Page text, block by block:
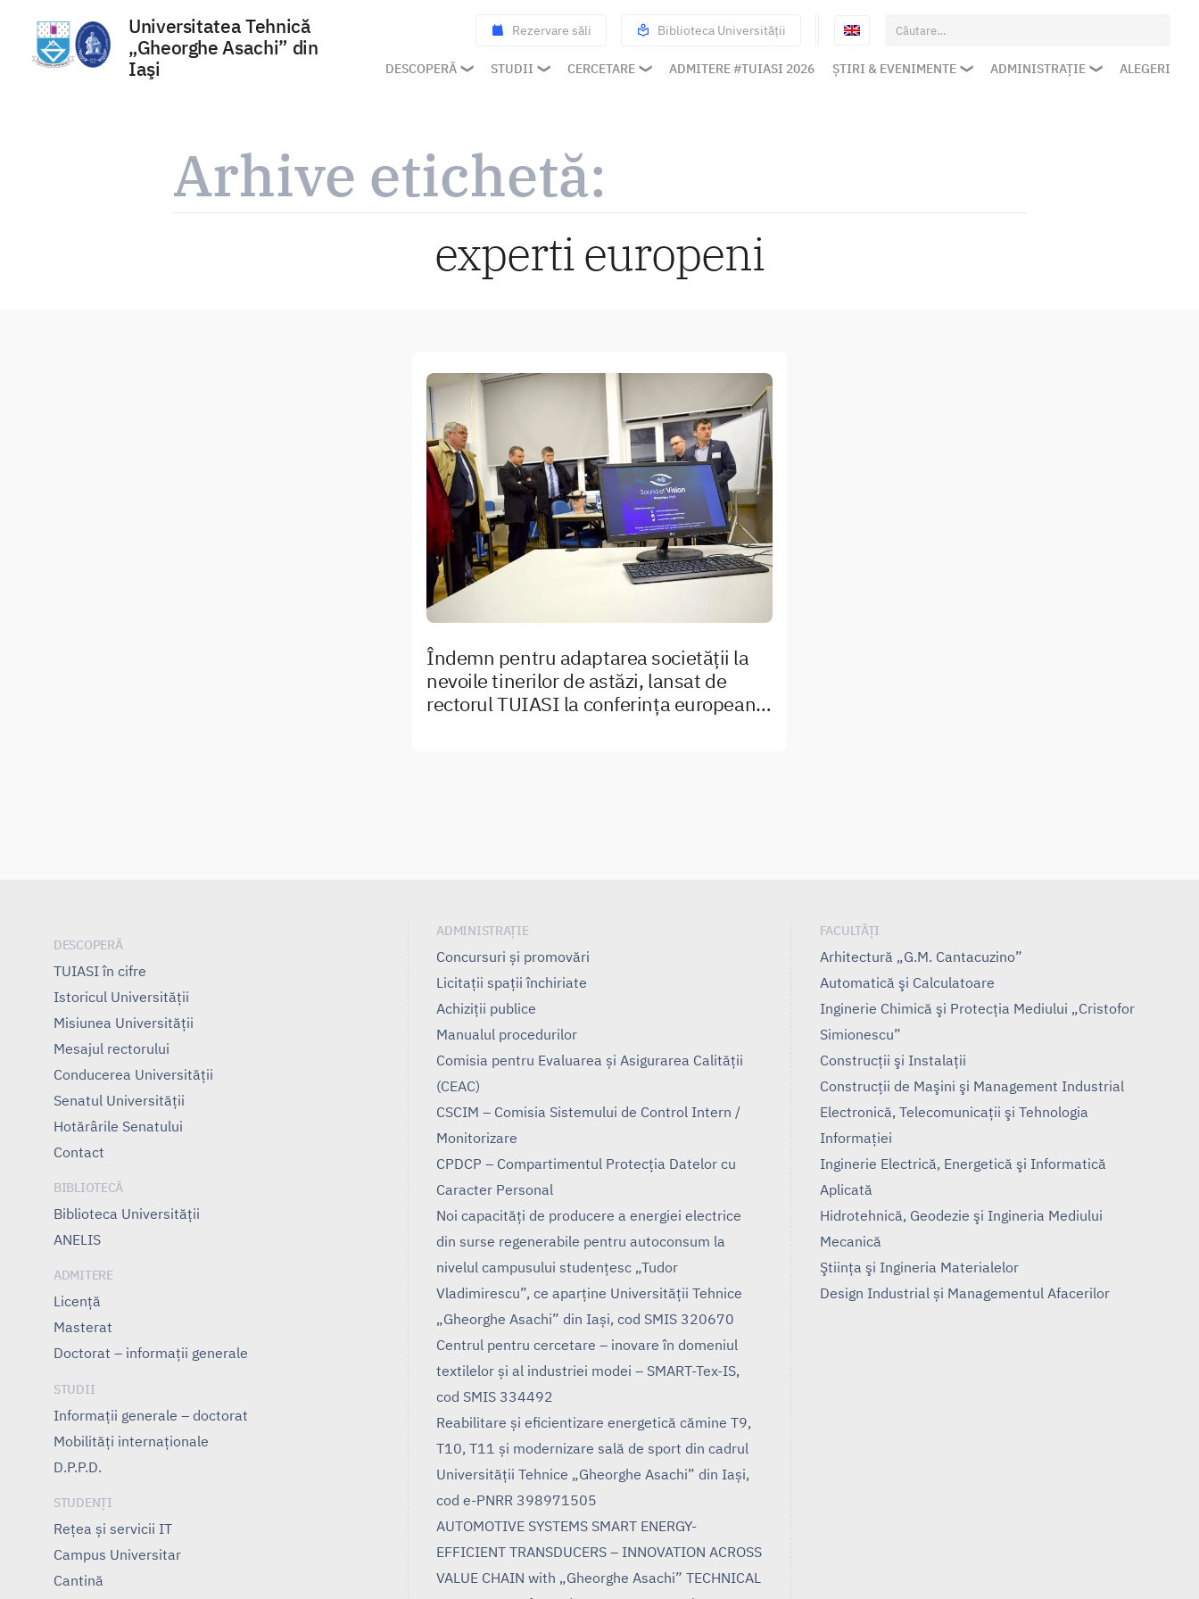
Universitatea Tehnică
„Gheorghe Asachi” din
Iaşi
Rezervare săli Biblioteca Universității
Caută
după:
DESCOPERĂ STUDII CERCETARE ADMITERE #TUIASI 2026 ȘTIRI & EVENIMENTE ADMINISTRAȚIE ALEGERI
Arhive etichetă:
experti europeni
Îndemn pentru adaptarea societății la
nevoile tinerilor de astăzi, lansat de
rectorul TUIASI la conferința europeană
DESCOPERĂ
TUIASI în cifre
Istoricul Universităţii
Misiunea Universităţii
Mesajul rectorului
Conducerea Universităţii
Senatul Universității
Hotărârile Senatului
Contact
BIBLIOTECĂ
Biblioteca Universității
ANELIS
ADMITERE
Licență
Masterat
Doctorat – informații generale
STUDII
Informații generale – doctorat
Mobilități internaționale
D.P.P.D.
STUDENȚI
Rețea și servicii IT
Campus Universitar
Cantină
ADMINISTRAȚIE
Concursuri și promovări
Licitații spații închiriate
Achiziții publice
Manualul procedurilor
Comisia pentru Evaluarea și Asigurarea Calității
(CEAC)
CSCIM – Comisia Sistemului de Control Intern /
Monitorizare
CPDCP – Compartimentul Protecția Datelor cu
Caracter Personal
Noi capacități de producere a energiei electrice
din surse regenerabile pentru autoconsum la
nivelul campusului studențesc „Tudor
Vladimirescu”, ce aparține Universității Tehnice
„Gheorghe Asachi” din Iași, cod SMIS 320670
Centrul pentru cercetare – inovare în domeniul
textilelor și al industriei modei – SMART-Tex-IS,
cod SMIS 334492
Reabilitare și eficientizare energetică cămine T9,
T10, T11 și modernizare sală de sport din cadrul
Universității Tehnice „Gheorghe Asachi” din Iași,
cod e-PNRR 398971505
AUTOMOTIVE SYSTEMS SMART ENERGY-
EFFICIENT TRANSDUCERS – INNOVATION ACROSS
VALUE CHAIN with „Gheorghe Asachi” TECHNICAL
FACULTĂȚI
Arhitectură „G.M. Cantacuzino”
Automatică şi Calculatoare
Inginerie Chimică şi Protecţia Mediului „Cristofor
Simionescu”
Construcţii şi Instalaţii
Construcţii de Maşini şi Management Industrial
Electronică, Telecomunicaţii şi Tehnologia
Informaţiei
Inginerie Electrică, Energetică şi Informatică
Aplicată
Hidrotehnică, Geodezie şi Ingineria Mediului
Mecanică
Ştiinţa şi Ingineria Materialelor
Design Industrial și Managementul Afacerilor